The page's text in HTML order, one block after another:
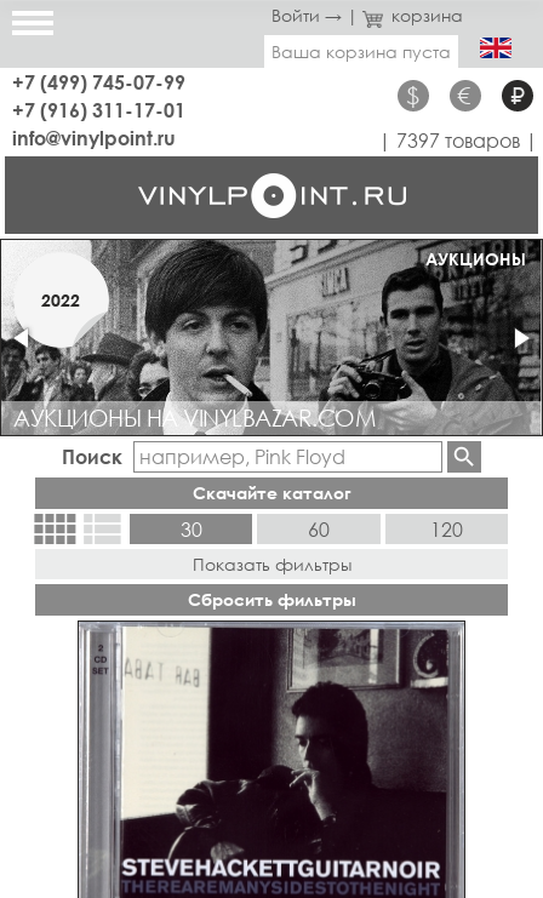
Войти → |
корзина
Ваша корзина пуста
+7 (499) 745-07-99
+7 (916) 311-17-01
$ € ₽
info@vinylpoint.ru | 7397 товаров |
МАГАЗИН ОТКРЫТ
МАРТ
2019
АУКЦИОНЫ
2022
АУКЦИОНЫ НА VINYLBAZAR.COM
Поиск
Скачайте каталог
view_comfyview_list 30 60 120
Показать фильтры
Сбросить фильтры